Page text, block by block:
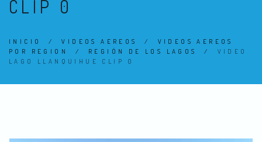
CLIP 0
INICIO /VIDEOS AEREOS / VIDEOS AEREOS
POR REGION
/ REGIÓN DE LOS LAGOS / VIDEO
LAGO LLANQUIHUE CLIP 0